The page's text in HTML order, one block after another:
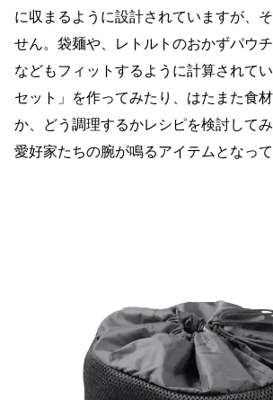
に収まるように設計されていますが、
せん。袋麺や、レトルトのおかずパウ
などもフィットするように計算されて
セット」を作ってみたり、はたまた食
か、どう調理するかレシピを検討して
愛好家たちの腕が鳴るアイテムとなって